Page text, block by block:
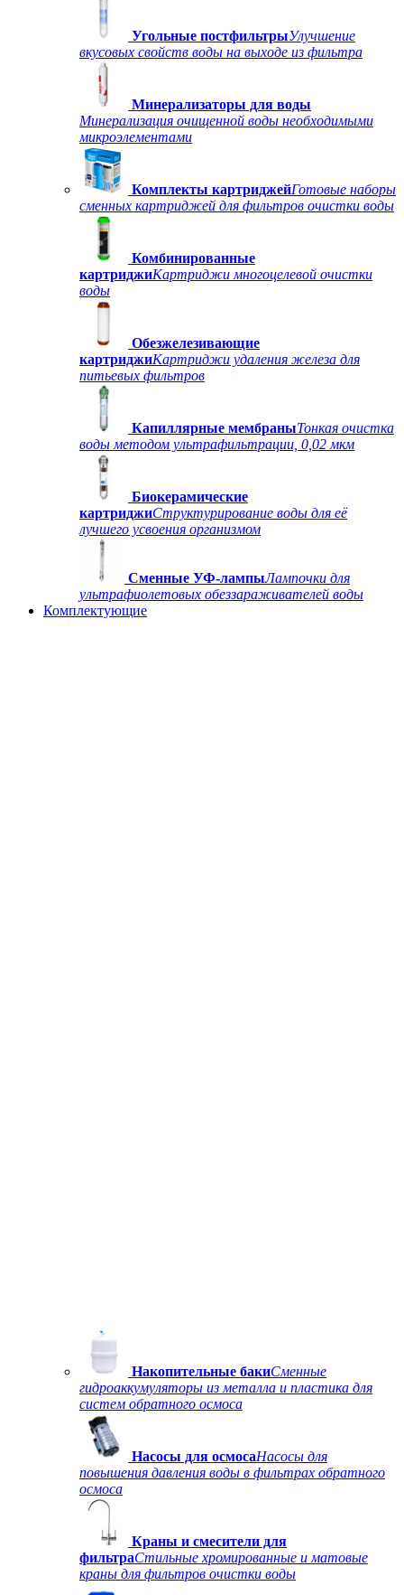
Угольные постфильтрыУлучшение
вкусовых свойств воды на выходе из фильтра
Минерализаторы для воды
Минерализация очищенной воды необходимыми
микроэлементами
Комплекты картриджейГотовые наборы
сменных картриджей для фильтров очистки воды
Комбинированные
картриджиКартриджи многоцелевой очистки
воды
Обезжелезивающие
картриджиКартриджи удаления железа для
питьевых фильтров
Капиллярные мембраныТонкая очистка
воды методом ультрафильтрации, 0,02 мкм
Биокерамические
картриджиСтруктурирование воды для её
лучшего усвоения организмом
Сменные УФ-лампыЛампочки для
ультрафиолетовых обеззараживателей воды
Комплектующие
Накопительные бакиСменные
гидроаккумуляторы из металла и пластика для
систем обратного осмоса
Насосы для осмосаНасосы для
повышения давления воды в фильтрах обратного
осмоса
Краны и смесители для
фильтраСтильные хромированные и матовые
краны для фильтров очистки воды